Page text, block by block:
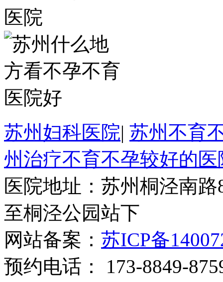
苏州妇科医院| 苏州不育
州治疗不育不孕较好的医
医院地址：苏州桐泾南
至桐泾公园站下
网站备案： 苏ICP备
预约电话： 173-8849-